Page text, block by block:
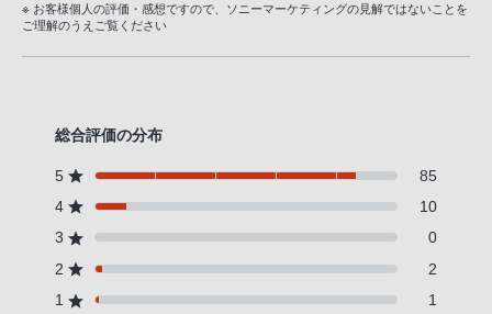
※ お客様個人の評価・感想ですので、ソニーマーケティングの見解ではないことを
ご理解のうえご覧ください
総合評価の分布
5
85
4
10
3
0
2
2
1
1